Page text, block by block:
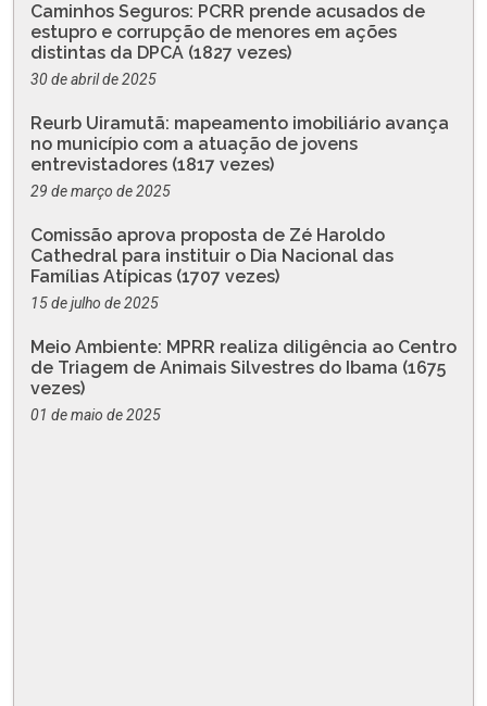
Caminhos Seguros: PCRR prende acusados de
estupro e corrupção de menores em ações
distintas da DPCA (1827 vezes)
30 de abril de 2025
Reurb Uiramutã: mapeamento imobiliário avança
no município com a atuação de jovens
entrevistadores (1817 vezes)
29 de março de 2025
Comissão aprova proposta de Zé Haroldo
Cathedral para instituir o Dia Nacional das
Famílias Atípicas (1707 vezes)
15 de julho de 2025
Meio Ambiente: MPRR realiza diligência ao Centro
de Triagem de Animais Silvestres do Ibama (1675
vezes)
01 de maio de 2025